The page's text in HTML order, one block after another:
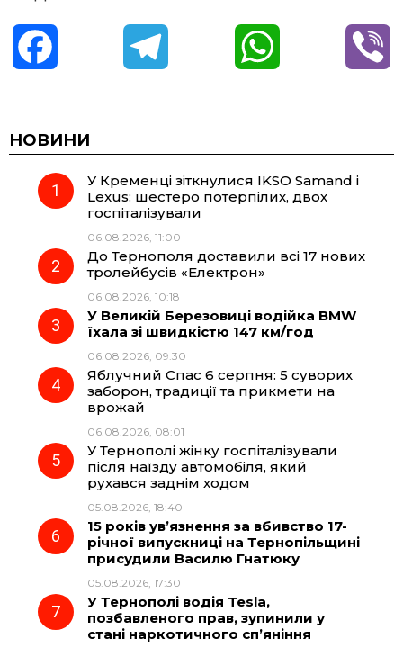
c
e
o
o
e
r
a
m
t
p
НОВИНИ
У Кременці зіткнулися IKSO Samand і
Lexus: шестеро потерпілих, двох
госпіталізували
06.08.2026, 11:00
До Тернополя доставили всі 17 нових
тролейбусів «Електрон»
06.08.2026, 10:18
У Великій Березовиці водійка BMW
їхала зі швидкістю 147 км/год
06.08.2026, 09:30
Яблучний Спас 6 серпня: 5 суворих
заборон, традиції та прикмети на
врожай
06.08.2026, 08:01
У Тернополі жінку госпіталізували
після наїзду автомобіля, який
рухався заднім ходом
05.08.2026, 18:40
15 років ув’язнення за вбивство 17-
річної випускниці на Тернопільщині
присудили Василю Гнатюку
05.08.2026, 17:30
У Тернополі водія Tesla,
позбавленого прав, зупинили у
стані наркотичного сп’яніння